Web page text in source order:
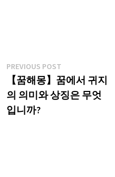
글
탐
색
PREVIOUS POSTPrevious
post:
【꿈해몽】꿈에서 귀지
의 의미와 상징은 무엇
입니까?